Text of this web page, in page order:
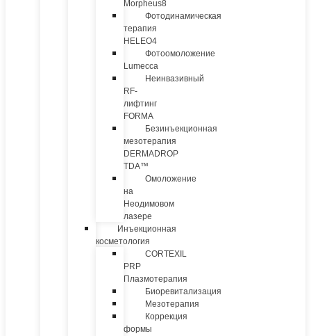
Morpheus8
Фотодинамическая
терапия
HELEO4
Фотоомоложение
Lumecca
Неинвазивный
RF-
лифтинг
FORMA
Безинъекционная
мезотерапия
DERMADROP
TDA™
Омоложение
на
Неодимовом
лазере
Инъекционная
косметология
CORTEXIL
PRP
Плазмотерапия
Биоревитализация
Мезотерапия
Коррекция
формы